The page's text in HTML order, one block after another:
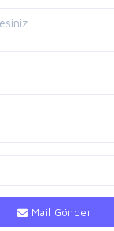
Mail Gönder